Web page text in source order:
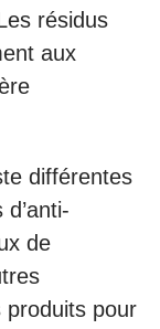
résidus
aux
différentes
de
produits pour